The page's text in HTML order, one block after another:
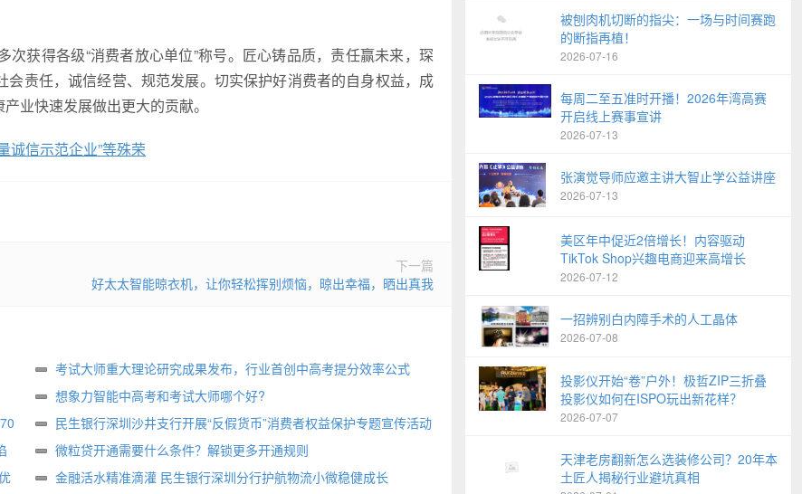
获得各级“消费者放心单位”称号。匠心铸品质，责任赢未来，琛
责任，诚信经营、规范发展。切实保护好消费者的自身权益，成
业快速发展做出更大的贡献。
诚信示范企业”等殊荣
下一篇
好太太智能晾衣机，让你轻松挥别烦恼，晾出幸福，晒出真我
考试大师重大理论研究成果发布，行业首创中高考提分效率公式
想象力智能中高考和考试大师哪个好?
民生银行深圳沙井支行开展“反假货币”消费者权益保护专题宣传活动
微粒贷开通需要什么条件？解锁更多开通规则
金融活水精准滴灌 民生银行深圳分行护航物流小微稳健成长
被刨肉机切断的指尖：一场与时间赛跑
的断指再植！
2026-07-16
每周二至五准时开播！2026年湾高赛
开启线上赛事宣讲
2026-07-13
张演觉导师应邀主讲大智止学公益讲座
2026-07-13
美区年中促近2倍增长！内容驱动
TikTok Shop兴趣电商迎来高增长
2026-07-12
一招辨别白内障手术的人工晶体
2026-07-08
投影仪开始“卷”户外！极哲ZIP三折叠
投影仪如何在ISPO玩出新花样？
2026-07-07
天津老房翻新怎么选装修公司？20年本
土匠人揭秘行业避坑真相